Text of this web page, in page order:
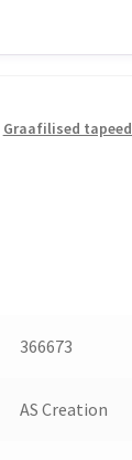
Graafilised
366673
AS Creation